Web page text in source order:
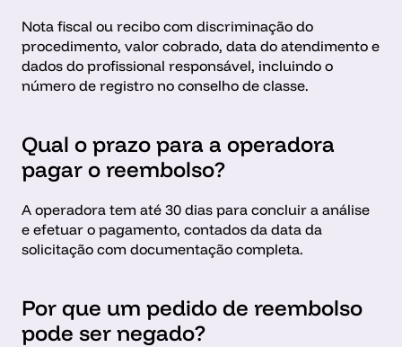
Nota fiscal ou recibo com discriminação do
procedimento, valor cobrado, data do atendimento e
dados do profissional responsável, incluindo o
número de registro no conselho de classe.
Qual o prazo para a operadora
pagar o reembolso?
A operadora tem até 30 dias para concluir a análise
e efetuar o pagamento, contados da data da
solicitação com documentação completa.
Por que um pedido de reembolso
pode ser negado?